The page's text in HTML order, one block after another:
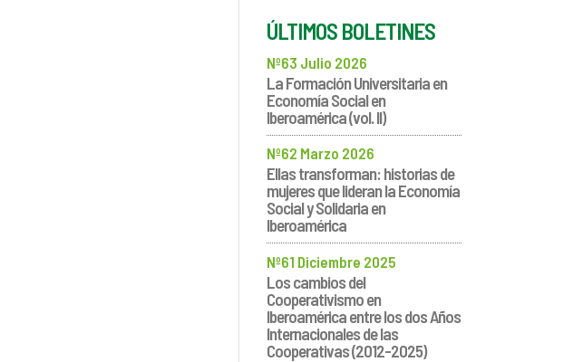
ÚLTIMOS BOLETINES
Nº63 Julio 2026
La Formación Universitaria en
Economía Social en
Iberoamérica (vol. II)
Nº62 Marzo 2026
Ellas transforman: historias de
mujeres que lideran la Economía
Social y Solidaria en
Iberoamérica
Nº61 Diciembre 2025
Los cambios del
Cooperativismo en
Iberoamérica entre los dos Años
Internacionales de las
Cooperativas (2012-2025)